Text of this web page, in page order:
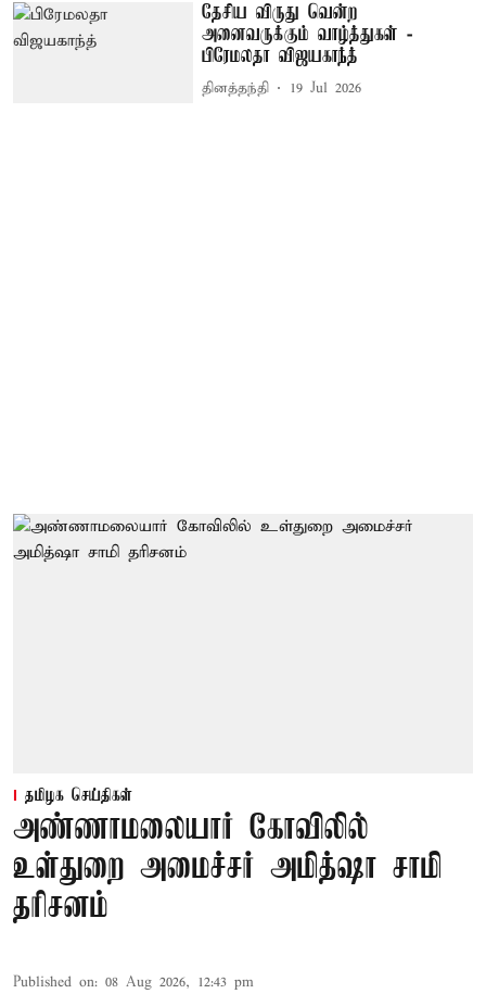
தேசிய விருது வென்ற
அனைவருக்கும் வாழ்த்துகள் -
பிரேமலதா விஜயகாந்த்
தினத்தந்தி 19 Jul 2026
தமிழக செய்திகள்
அண்ணாமலையார் கோவிலில்
உள்துறை அமைச்சர் அமித்ஷா சாமி
தரிசனம்
Published on: 08 Aug 2026, 12:43 pm